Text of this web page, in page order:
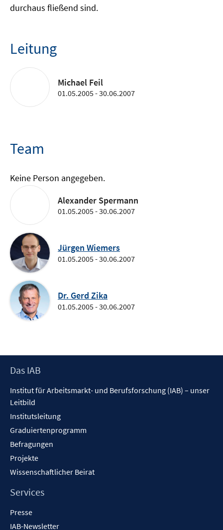
durchaus fließend sind.
Leitung
Michael Feil
01.05.2005 - 30.06.2007
Team
Keine Person angegeben.
Alexander Spermann
01.05.2005 - 30.06.2007
Jürgen Wiemers
01.05.2005 - 30.06.2007
Dr. Gerd Zika
01.05.2005 - 30.06.2007
Footer
Das IAB
Institut für Arbeitsmarkt- und Berufsforschung (IAB) – unser
Leitbild
Institutsleitung
Graduiertenprogramm
Befragungen
Projekte
Wissenschaftlicher Beirat
Services
Presse
IAB-Newsletter